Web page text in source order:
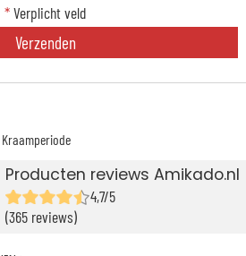
*Verplicht veld
Verzenden
Producten reviews Amikado.nl
4,7/5
(365 reviews)